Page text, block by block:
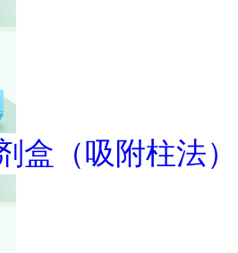
盒（吸附柱法）